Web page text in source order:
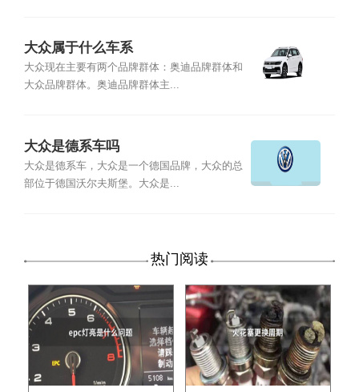
大众属于什么车系
大众现在主要有两个品牌群体：奥迪品牌群体和
大众品牌群体。奥迪品牌群体主...
大众是德系车吗
大众是德系车，大众是一个德国品牌，大众的总
部位于德国沃尔夫斯堡。大众是...
热门阅读